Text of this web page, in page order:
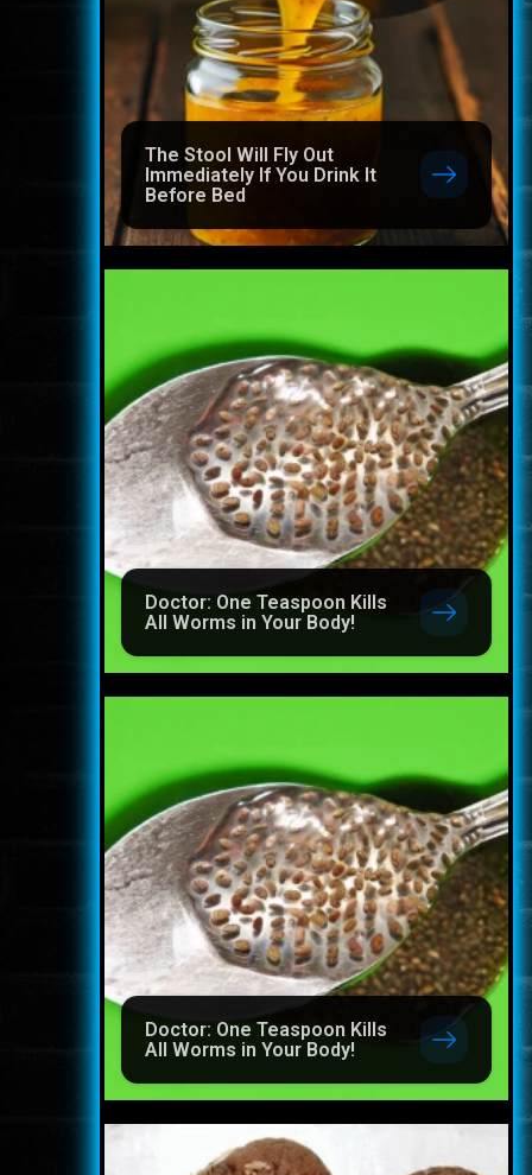
The Stool Will Fly Out
Immediately If You Drink It
Before Bed
Doctor: One Teaspoon Kills
All Worms in Your Body!
Doctor: One Teaspoon Kills
All Worms in Your Body!